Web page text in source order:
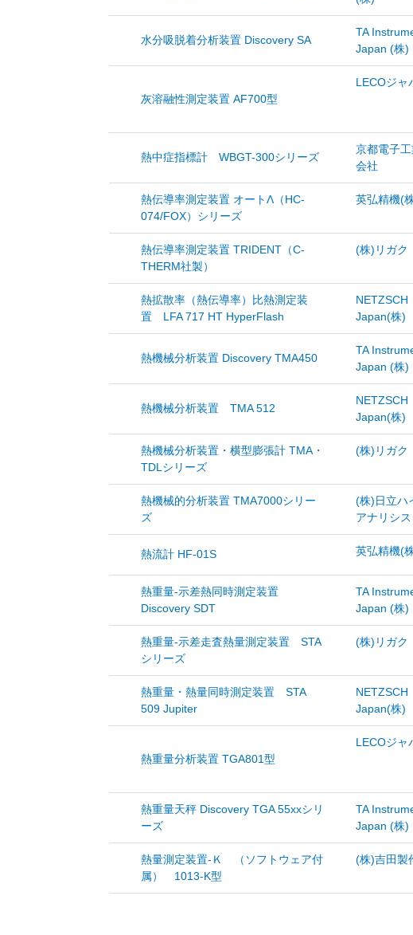
水分吸脱着分析装置 Discovery SA
TA
Japan (株)
灰溶融性測定装置 AF700型
LECOジャ
熱中症指標計 WBGT-300シリーズ
京都電子
会社
熱伝導率測定装置 オートΛ（HC-
074/FOX）シリーズ
英弘精機(
熱伝導率測定装置 TRIDENT（C-
THERM社製）
(株)リガク
熱拡散率（熱伝導率）比熱測定装
置 LFA 717 HT HyperFlash
NETZSCH
Japan(株)
熱機械分析装置 Discovery TMA450
TA
Japan (株)
熱機械分析装置 TMA 512
NETZSCH
Japan(株)
熱機械分析装置・横型膨張計 TMA・
TDLシリーズ
(株)リガク
熱機械的分析装置 TMA7000シリー
ズ
(株)日立ハ
アナリシス
熱流計 HF-01S 英弘精機(
熱重量-示差熱同時測定装置
Discovery SDT
TA
Japan (株)
熱重量-示差走査熱量測定装置 STA
シリーズ
(株)リガク
熱重量・熱量同時測定装置 STA
509 Jupiter
NETZSCH
Japan(株)
熱重量分析装置 TGA801型
LECOジャ
熱重量天秤 Discovery TGA 55xxシリ
ーズ
TA
Japan (株)
熱量測定装置-Ｋ （ソフトウェア付
属） 1013-K型
(株)吉田製